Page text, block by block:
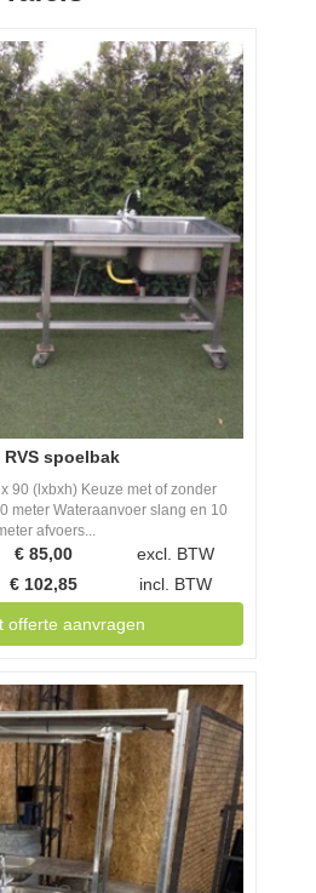
RVS spoelbak
90 (lxbxh) Keuze met of zonder
meter Wateraanvoer slang en 10
afvoers...
€ 85,00
excl. BTW
€ 102,85 incl. BTW
offerte aanvragen